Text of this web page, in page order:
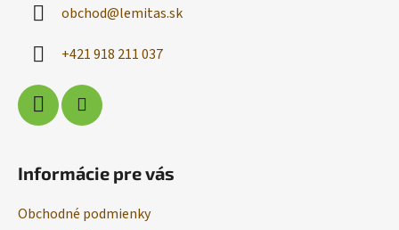
obchod@lemitas.sk
+421 918 211 037
Informácie pre vás
Obchodné podmienky